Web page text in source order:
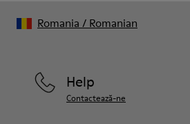
Help
Contactează-ne
Romania / Romanian